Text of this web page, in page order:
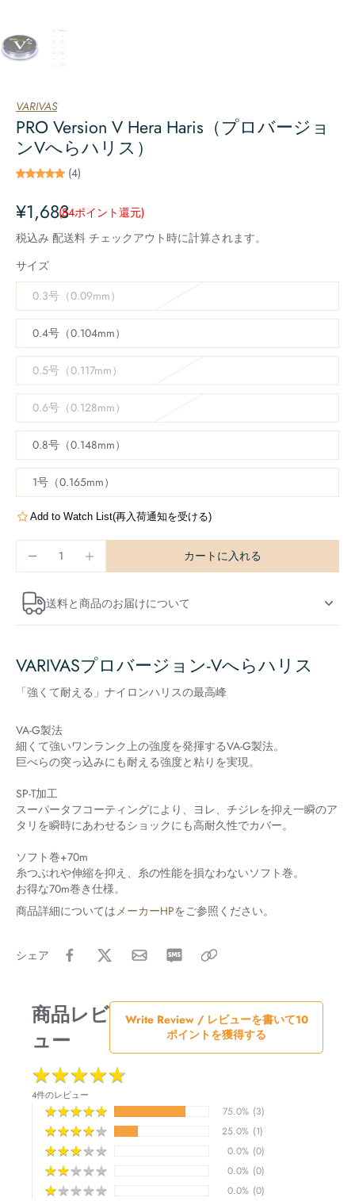
VARIVAS
PRO Version V Hera Haris（プロバージョ
ンVへらハリス）
(4)
¥1,683
(84ポイント還元)
税込み 配送料 チェックアウト時に計算されます。
サイズ
0.3号（0.09mm）
0.4号（0.104mm）
0.5号（0.117mm）
0.6号（0.128mm）
0.8号（0.148mm）
1号（0.165mm）
Add to Watch List(再入荷通知を受ける)
カートに入れる
送料と商品のお届けについて
VARIVASプロバージョン-Vへらハリス
「強くて耐える」ナイロンハリスの最高峰
VA-G製法
細くて強いワンランク上の強度を発揮するVA-G製法。
巨べらの突っ込みにも耐える強度と粘りを実現。
SP-T加工
スーパータフコーティングにより、ヨレ、チジレを抑え一瞬のア
タリを瞬時にあわせるショックにも高耐久性でカバー。
ソフト巻+70m
糸つぶれや伸縮を抑え、糸の性能を損なわないソフト巻。
お得な70m巻き仕様。
商品詳細についてはメーカーHPをご参照ください。
シェア
商品レビ
ュー
Write Review / レビューを書いて10
ポイントを獲得する
★★★★★
★★★★★
4件のレビュー
★★★★★
★★★★★ 75.0% (3)
★★★★★
★★★★★ 25.0% (1)
★★★★★
★★★★★ 0.0% (0)
★★★★★
★★★★★ 0.0% (0)
★★★★★
★★★★★ 0.0% (0)